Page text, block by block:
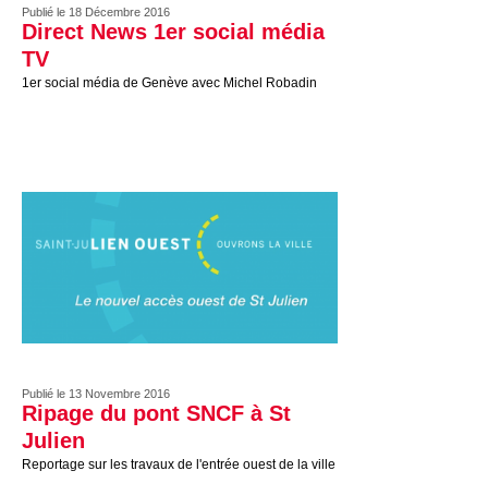
Publié le 18 Décembre 2016
Direct News 1er social média
TV
1er social média de Genève avec Michel Robadin
Publié le 13 Novembre 2016
Ripage du pont SNCF à St
Julien
Reportage sur les travaux de l'entrée ouest de la ville